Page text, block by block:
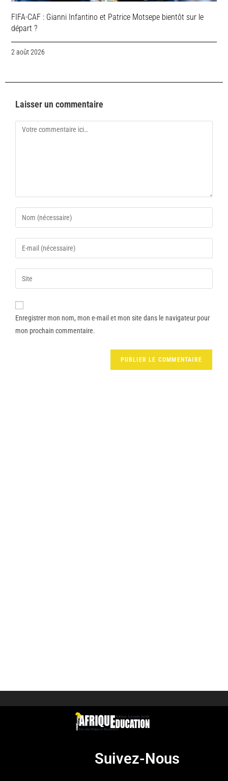
FIFA-CAF : Gianni Infantino et Patrice Motsepe bientôt sur le
départ ?
2 août 2026
Laisser un commentaire
Enregistrer mon nom, mon e-mail et mon site dans le navigateur pour
mon prochain commentaire.
Suivez-Nous